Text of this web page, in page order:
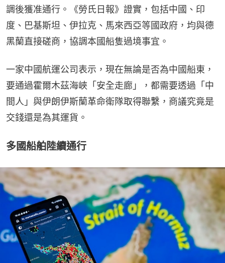
調後獲准通行。《勞氏日報》證實，包括中國、印
度、巴基斯坦、伊拉克、馬來西亞等國政府，均與德
黑蘭直接磋商，協調本國船隻過境事宜。
一家中國航運公司表示，現在無論是否為中國船東，
要通過霍爾木茲海峽「安全走廊」，都需要透過「中
間人」與伊朗伊斯蘭革命衛隊取得聯繫，商議究竟是
交錢還是為其運貨。
多國船舶陸續通行